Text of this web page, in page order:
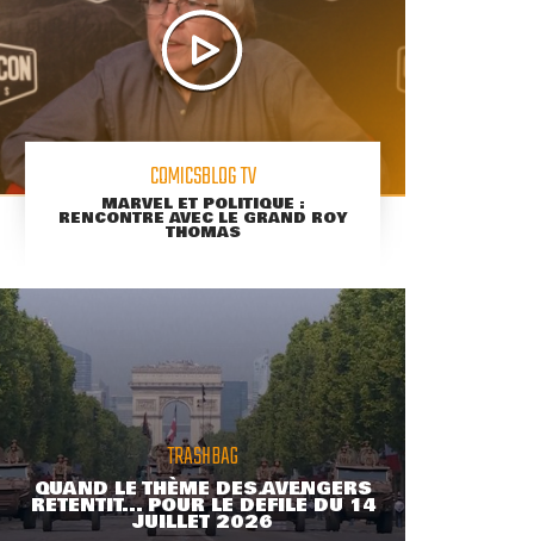
COMICSBLOG TV
MARVEL ET POLITIQUE :
RENCONTRE AVEC LE GRAND ROY
THOMAS
TRASHBAG
QUAND LE THÈME DES AVENGERS
RETENTIT... POUR LE DÉFILÉ DU 14
JUILLET 2026